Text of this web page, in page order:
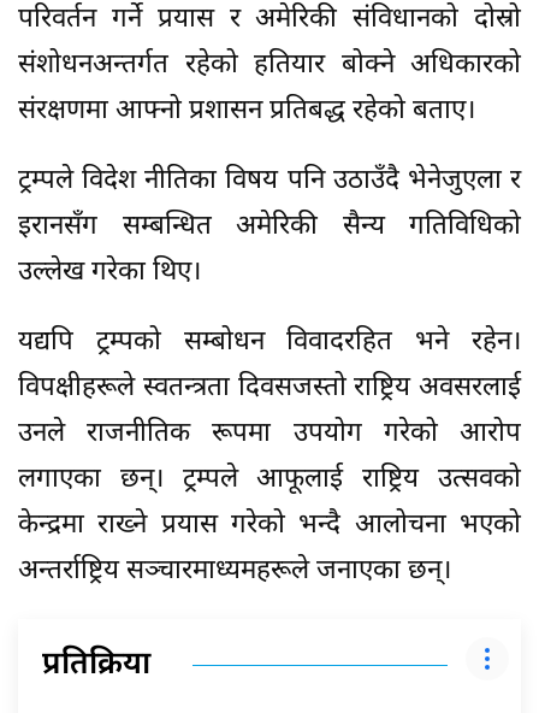
परिवर्तन गर्ने प्रयास र अमेरिकी संविधानको दोस्रो
संशोधनअन्तर्गत रहेको हतियार बोक्ने अधिकारको
संरक्षणमा आफ्नो प्रशासन प्रतिबद्ध रहेको बताए।
ट्रम्पले विदेश नीतिका विषय पनि उठाउँदै भेनेजुएला र
इरानसँग सम्बन्धित अमेरिकी सैन्य गतिविधिको
उल्लेख गरेका थिए।
यद्यपि ट्रम्पको सम्बोधन विवादरहित भने रहेन।
विपक्षीहरूले स्वतन्त्रता दिवसजस्तो राष्ट्रिय अवसरलाई
उनले राजनीतिक रूपमा उपयोग गरेको आरोप
लगाएका छन्। ट्रम्पले आफूलाई राष्ट्रिय उत्सवको
केन्द्रमा राख्ने प्रयास गरेको भन्दै आलोचना भएको
अन्तर्राष्ट्रिय सञ्चारमाध्यमहरूले जनाएका छन्।
प्रतिक्रिया